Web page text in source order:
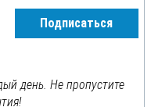
день. Не пропустите